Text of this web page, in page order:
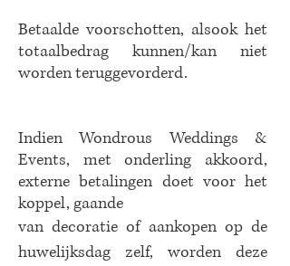
Betaalde voorschotten, alsook het
totaalbedrag kunnen/kan niet
worden teruggevorderd.
Indien Wondrous Weddings &
Events, met onderling akkoord,
externe betalingen doet voor het
koppel, gaande
van decoratie of aankopen op de
huwelijksdag zelf, worden deze